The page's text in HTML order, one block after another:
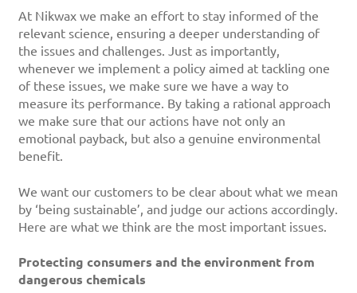
At Nikwax we make an effort to stay informed of the
relevant science, ensuring a deeper understanding of
the issues and challenges. Just as importantly,
whenever we implement a policy aimed at tackling one
of these issues, we make sure we have a way to
measure its performance. By taking a rational approach
we make sure that our actions have not only an
emotional payback, but also a genuine environmental
benefit.
We want our customers to be clear about what we mean
by ‘being sustainable’, and judge our actions accordingly.
Here are what we think are the most important issues.
Protecting consumers and the environment from
dangerous chemicals